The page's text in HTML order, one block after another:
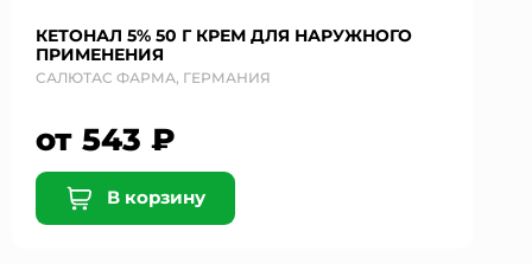
КЕТОНАЛ 5% 50 Г КРЕМ ДЛЯ НАРУЖНОГО
ПРИМЕНЕНИЯ
САЛЮТАС ФАРМА, ГЕРМАНИЯ
от 543 ₽
В корзину